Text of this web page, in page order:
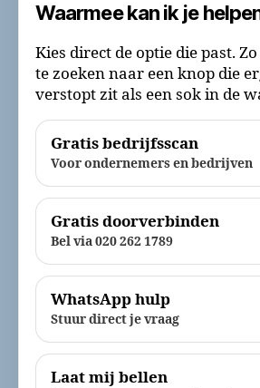
Waarmee kan ik je
Kies direct de optie die past.
te zoeken naar een knop die
verstopt zit als een sok in de
Gratis bedrijfsscan
Voor ondernemers en bedrijven
Gratis doorverbinden
Bel via 020 262 1789
WhatsApp hulp
Stuur direct je vraag
Laat mij bellen